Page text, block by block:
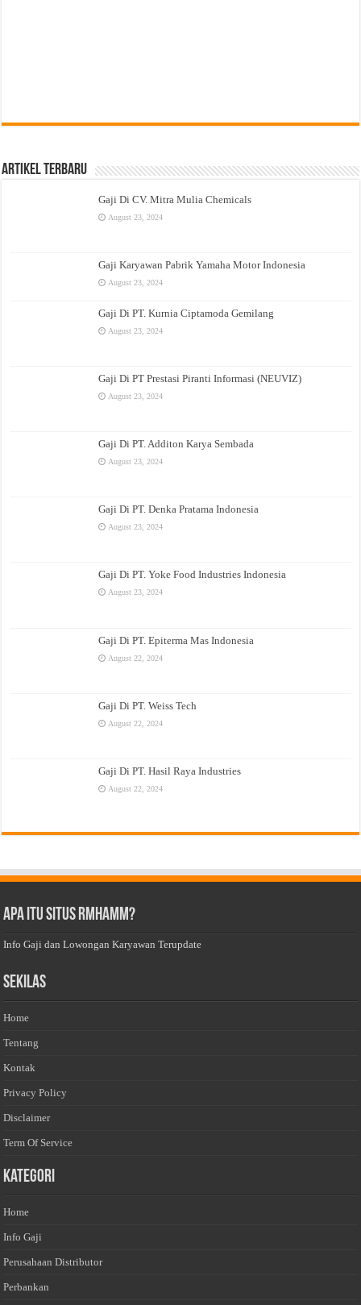
Artikel Terbaru
Gaji Di CV. Mitra Mulia Chemicals
August 23, 2024
Gaji Karyawan Pabrik Yamaha Motor Indonesia
August 23, 2024
Gaji Di PT. Kurnia Ciptamoda Gemilang
August 23, 2024
Gaji Di PT Prestasi Piranti Informasi (NEUVIZ)
August 23, 2024
Gaji Di PT. Additon Karya Sembada
August 23, 2024
Gaji Di PT. Denka Pratama Indonesia
August 23, 2024
Gaji Di PT. Yoke Food Industries Indonesia
August 23, 2024
Gaji Di PT. Epiterma Mas Indonesia
August 22, 2024
Gaji Di PT. Weiss Tech
August 22, 2024
Gaji Di PT. Hasil Raya Industries
August 22, 2024
Apa Itu Situs Rmhamm?
Info Gaji dan Lowongan Karyawan Terupdate
Sekilas
Home
Tentang
Kontak
Privacy Policy
Disclaimer
Term Of Service
Kategori
Home
Info Gaji
Perusahaan Distributor
Perbankan